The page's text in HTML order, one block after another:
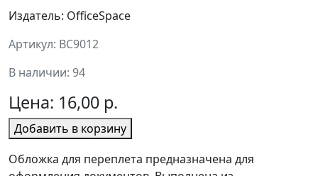
Издатель: OfficeSpace
Артикул: BC9012
В наличии: 94
Цена: 16,00 р.
Добавить в корзину
Обложка для переплета предназначена для